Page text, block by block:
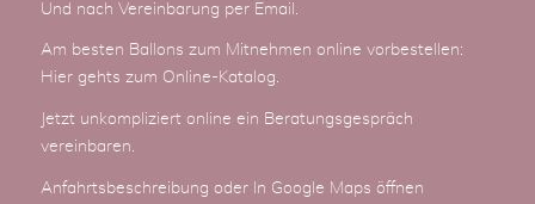
Und nach Vereinbarung per Email
Am besten Ballons zum Mitnehmen online vorbestellen:
Hier gehts zum Online-Katalog.
Jetzt unkompliziert online ein Beratungsgespräch
vereinbaren.
Anfahrtsbeschreibung oder In Google Maps öffnen